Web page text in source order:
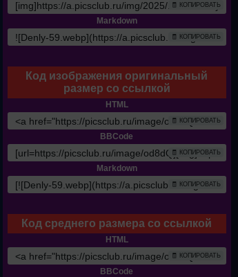
🧾 КОПИРОВАТЬ
Markdown
🧾 КОПИРОВАТЬ
Код изображения оригинальный
размер со ссылкой
HTML
🧾 КОПИРОВАТЬ
BBCode
🧾 КОПИРОВАТЬ
Markdown
🧾 КОПИРОВАТЬ
Код среднего размера со ссылкой
HTML
🧾 КОПИРОВАТЬ
BBCode